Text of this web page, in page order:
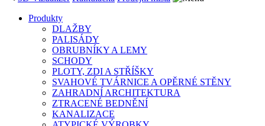
Produkty
DLAŽBY
PALISÁDY
OBRUBNÍKY A LEMY
SCHODY
PLOTY, ZDI A STŘÍŠKY
SVAHOVÉ TVÁRNICE A OPĚRNÉ STĚNY
ZAHRADNÍ ARCHITEKTURA
ZTRACENÉ BEDNĚNÍ
KANALIZACE